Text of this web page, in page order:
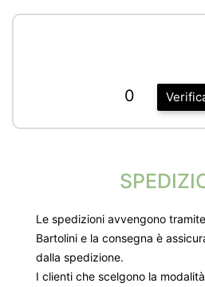
0
Le spedizioni avvengono
Bartolini e la consegna è
dalla spedizione.
I clienti che scelgono la